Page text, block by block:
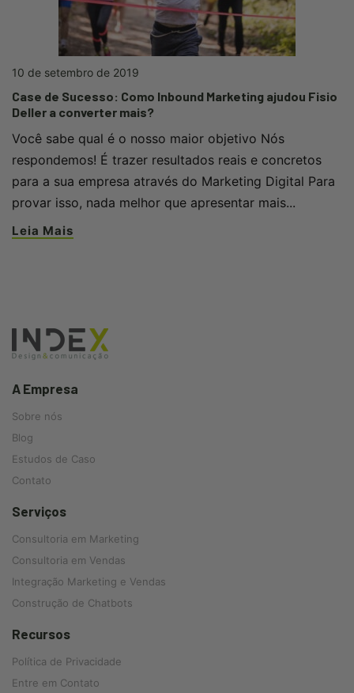
10 de setembro de 2019
Case de Sucesso: Como Inbound Marketing ajudou Fisio
Deller a converter mais?
Você sabe qual é o nosso maior objetivo Nós
respondemos! É trazer resultados reais e concretos
para a sua empresa através do Marketing Digital Para
provar isso, nada melhor que apresentar mais...
Leia Mais
A Empresa
Sobre nós
Blog
Estudos de Caso
Contato
Serviços
Consultoria em Marketing
Consultoria em Vendas
Integração Marketing e Vendas
Construção de Chatbots
Recursos
Política de Privacidade
Entre em Contato